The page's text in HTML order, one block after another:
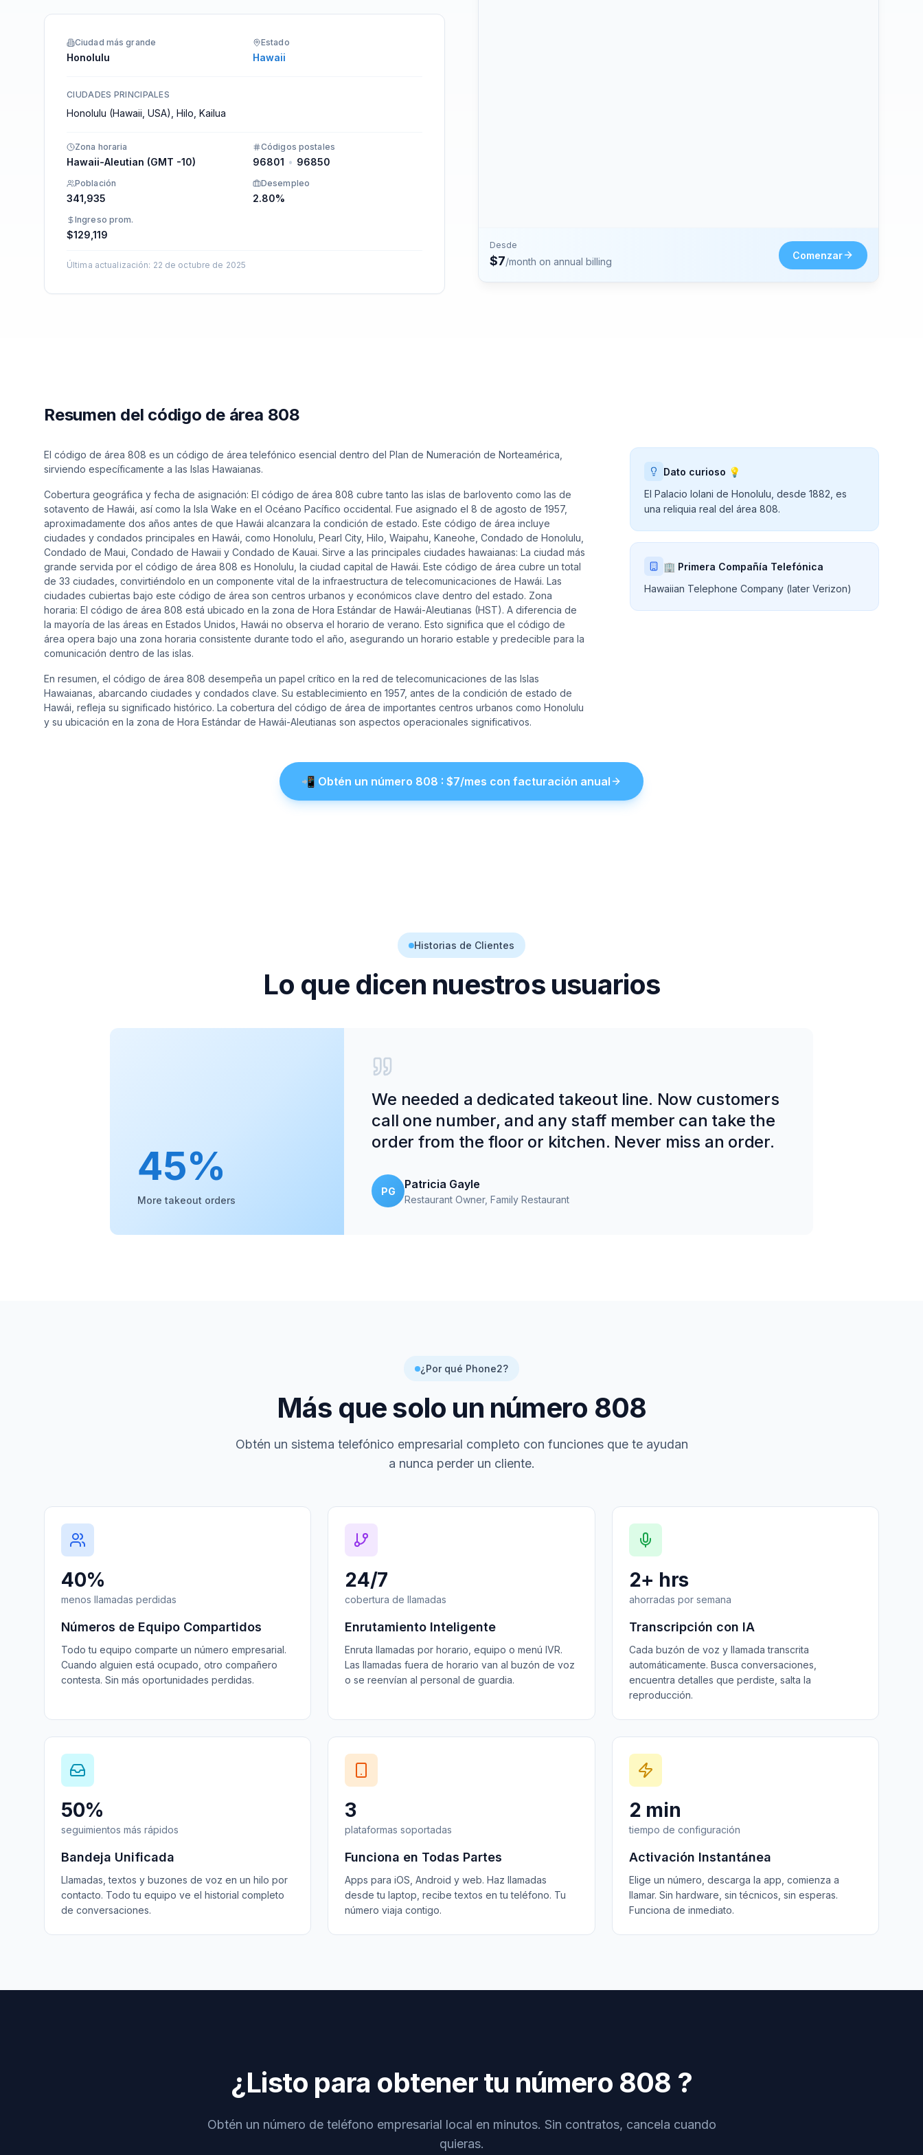
Ciudad más grande
Honolulu
Estado
Hawaii
CIUDADES PRINCIPALES
Honolulu (Hawaii, USA), Hilo, Kailua
Zona horaria
Hawaii-Aleutian (GMT -10)
Códigos postales
96801 • 96850
Población
341,935
Desempleo
2.80%
Ingreso prom.
$129,119
Última actualización: 22 de octubre de 2025
Desde
$7/month on annual billing
Comenzar
Resumen del código de área 808
El código de área 808 es un código de área telefónico esencial dentro del Plan de Numeración de Norteamérica,
sirviendo específicamente a las Islas Hawaianas.
Cobertura geográfica y fecha de asignación: El código de área 808 cubre tanto las islas de barlovento como las de
sotavento de Hawái, así como la Isla Wake en el Océano Pacífico occidental. Fue asignado el 8 de agosto de 1957,
aproximadamente dos años antes de que Hawái alcanzara la condición de estado. Este código de área incluye
ciudades y condados principales en Hawái, como Honolulu, Pearl City, Hilo, Waipahu, Kaneohe, Condado de Honolulu,
Condado de Maui, Condado de Hawaii y Condado de Kauai. Sirve a las principales ciudades hawaianas: La ciudad más
grande servida por el código de área 808 es Honolulu, la ciudad capital de Hawái. Este código de área cubre un total
de 33 ciudades, convirtiéndolo en un componente vital de la infraestructura de telecomunicaciones de Hawái. Las
ciudades cubiertas bajo este código de área son centros urbanos y económicos clave dentro del estado. Zona
horaria: El código de área 808 está ubicado en la zona de Hora Estándar de Hawái-Aleutianas (HST). A diferencia de
la mayoría de las áreas en Estados Unidos, Hawái no observa el horario de verano. Esto significa que el código de
área opera bajo una zona horaria consistente durante todo el año, asegurando un horario estable y predecible para la
comunicación dentro de las islas.
En resumen, el código de área 808 desempeña un papel crítico en la red de telecomunicaciones de las Islas
Hawaianas, abarcando ciudades y condados clave. Su establecimiento en 1957, antes de la condición de estado de
Hawái, refleja su significado histórico. La cobertura del código de área de importantes centros urbanos como Honolulu
y su ubicación en la zona de Hora Estándar de Hawái-Aleutianas son aspectos operacionales significativos.
Dato curioso 💡
El Palacio Iolani de Honolulu, desde 1882, es
una reliquia real del área 808.
🏢 Primera Compañía Telefónica
Hawaiian Telephone Company (later Verizon)
📲 Obtén un número 808 : $7/mes con facturación anual
Historias de Clientes
Lo que dicen nuestros usuarios
45%
More takeout orders
We needed a dedicated takeout line. Now customers
call one number, and any staff member can take the
order from the floor or kitchen. Never miss an order.
PG
Patricia Gayle
Restaurant Owner, Family Restaurant
¿Por qué Phone2?
Más que solo un número 808
Obtén un sistema telefónico empresarial completo con funciones que te ayudan
a nunca perder un cliente.
40%
menos llamadas perdidas
Números de Equipo Compartidos
Todo tu equipo comparte un número empresarial.
Cuando alguien está ocupado, otro compañero
contesta. Sin más oportunidades perdidas.
24/7
cobertura de llamadas
Enrutamiento Inteligente
Enruta llamadas por horario, equipo o menú IVR.
Las llamadas fuera de horario van al buzón de voz
o se reenvían al personal de guardia.
2+ hrs
ahorradas por semana
Transcripción con IA
Cada buzón de voz y llamada transcrita
automáticamente. Busca conversaciones,
encuentra detalles que perdiste, salta la
reproducción.
50%
seguimientos más rápidos
Bandeja Unificada
Llamadas, textos y buzones de voz en un hilo por
contacto. Todo tu equipo ve el historial completo
de conversaciones.
3
plataformas soportadas
Funciona en Todas Partes
Apps para iOS, Android y web. Haz llamadas
desde tu laptop, recibe textos en tu teléfono. Tu
número viaja contigo.
2 min
tiempo de configuración
Activación Instantánea
Elige un número, descarga la app, comienza a
llamar. Sin hardware, sin técnicos, sin esperas.
Funciona de inmediato.
¿Listo para obtener tu número 808 ?
Obtén un número de teléfono empresarial local en minutos. Sin contratos, cancela cuando
quieras.